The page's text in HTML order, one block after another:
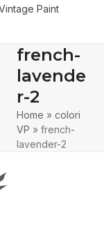
Paint
french-
lavende
r-2
Home »colori
VP »french-
lavender-2